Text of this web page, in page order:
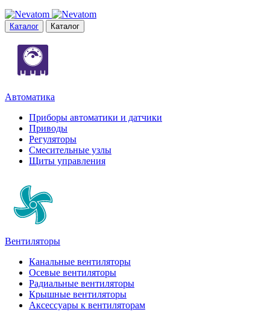
Каталог Каталог
Автоматика
Приборы автоматики и датчики
Приводы
Регуляторы
Смесительные узлы
Щиты управления
Вентиляторы
Канальные вентиляторы
Осевые вентиляторы
Радиальные вентиляторы
Крышные вентиляторы
Аксессуары к вентиляторам